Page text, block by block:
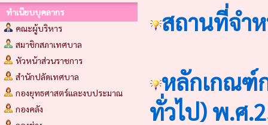
ทำเนียบบุคลากร
คณะผู้บริหาร
สมาชิกสภาเทศบาล
หัวหน้าส่วนราชการ
สำนักปลัดเทศบาล
กองยุทธศาสตร์และงบประมาณ
กองคลัง
สถานที่จำ
หลักเกณฑ์
ทั่วไป) พ.ศ